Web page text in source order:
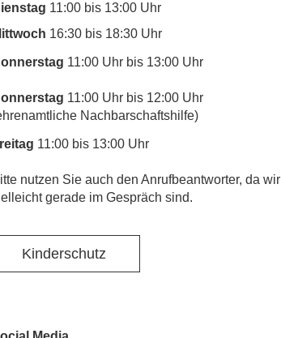
11:00 bis 13:00 Uhr
16:30 bis 18:30 Uhr
11:00 Uhr bis 13:00 Uhr
11:00 Uhr bis 12:00 Uhr
Nachbarschaftshilfe)
11:00 bis 13:00 Uhr
nutzen Sie auch den Anrufbeantworter, da wir
gerade im Gespräch sind.
Kinderschutz